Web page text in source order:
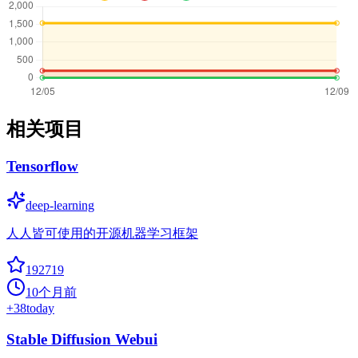
相关项目
Tensorflow
deep-learning
人人皆可使用的开源机器学习框架
192719
10个月前
+38today
Stable Diffusion Webui